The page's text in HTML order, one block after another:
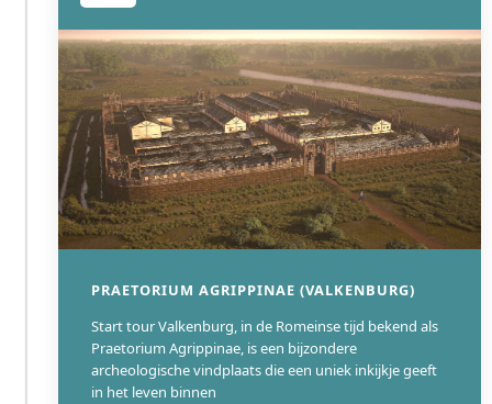
PRAETORIUM AGRIPPINAE (VALKENBURG)
Start tour Valkenburg, in de Romeinse tijd bekend als
Praetorium Agrippinae, is een bijzondere
archeologische vindplaats die een uniek inkijkje geeft
in het leven binnen